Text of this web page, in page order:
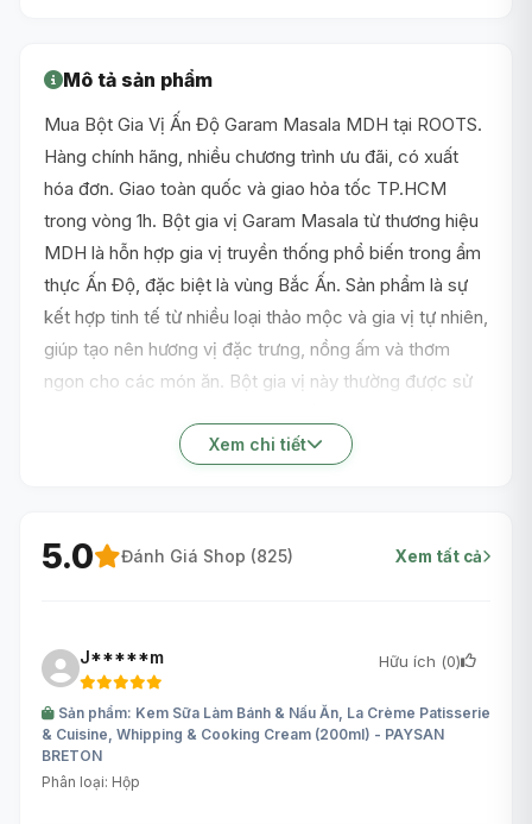
Mô tả sản phẩm
Mua Bột Gia Vị Ấn Độ Garam Masala MDH tại ROOTS.
Hàng chính hãng, nhiều chương trình ưu đãi, có xuất
hóa đơn. Giao toàn quốc và giao hỏa tốc TP.HCM
trong vòng 1h. Bột gia vị Garam Masala từ thương hiệu
MDH là hỗn hợp gia vị truyền thống phổ biến trong ẩm
thực Ấn Độ, đặc biệt là vùng Bắc Ấn. Sản phẩm là sự
kết hợp tinh tế từ nhiều loại thảo mộc và gia vị tự nhiên,
giúp tạo nên hương vị đặc trưng, nồng ấm và thơm
ngon cho các món ăn. Bột gia vị này thường được sử
thịt, rau củ để tăng cường hương vị đậm đà cho bữa ăn
Xem chi tiết
5.0 Đánh Giá Shop (825) Xem tất cả
J*****m Hữu ích (0)
Sản phẩm: Kem Sữa Làm Bánh & Nấu Ăn, La Crème Patisserie
& Cuisine, Whipping & Cooking Cream (200ml) - PAYSAN
BRETON
Phân loại: Hộp